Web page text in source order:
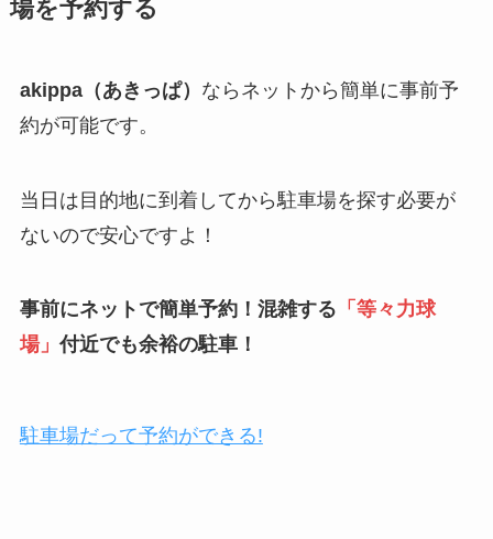
場を予約する
akippa（あきっぱ） ならネットから簡単に事前予
約が可能です。
当日は目的地に到着してから駐車場を探す必要が
ないので安心ですよ！
事前にネットで簡単予約！混雑する 「 等々力球
場」付近でも余裕の駐車！
駐車場だって予約ができる!